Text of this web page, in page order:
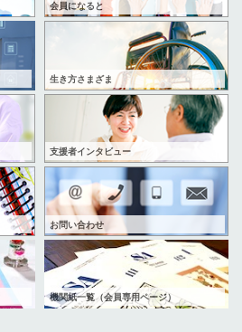
会員になると
生き方さまざま
支援者インタビュー
お問い合わせ
機関紙一覧（会員専用ページ）